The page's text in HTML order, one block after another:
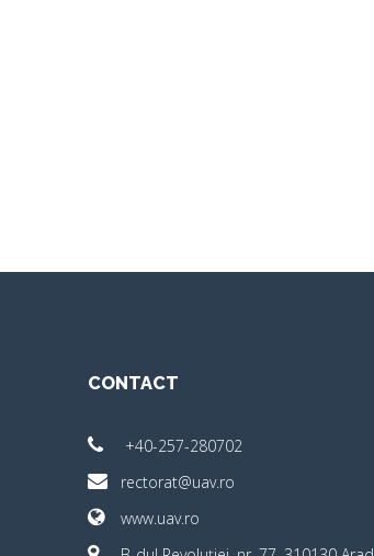
CONTACT
+40-257-280702
rectorat@uav.ro
www.uav.ro